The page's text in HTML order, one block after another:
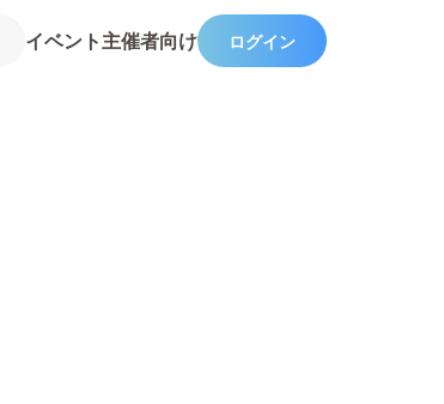
イベント主催者向け ログイン